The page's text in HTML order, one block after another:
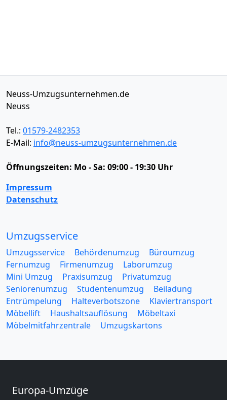
Neuss-Umzugsunternehmen.de
Neuss
Tel.: 01579-2482353
E-Mail: info@neuss-umzugsunternehmen.de
Öffnungszeiten: Mo - Sa: 09:00 - 19:30 Uhr
Impressum
Datenschutz
Umzugsservice
Umzugsservice Behördenumzug
Büroumzug
Fernumzug
Firmenumzug
Laborumzug
Mini Umzug
Praxisumzug
Privatumzug
Seniorenumzug
Studentenumzug
Beiladung
Entrümpelung
Halteverbotszone
Klaviertransport
Möbellift
Haushaltsauflösung
Möbeltaxi
Möbelmitfahrzentrale
Umzugskartons
Europa-Umzüge